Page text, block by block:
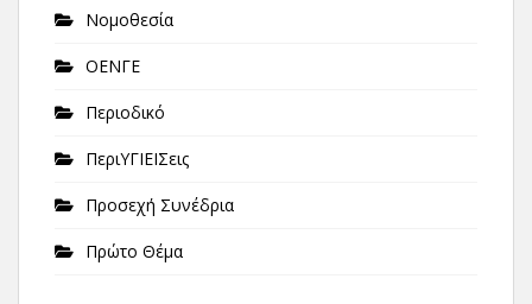
Νομοθεσία
ΟΕΝΓΕ
Περιοδικό
ΠεριΥΓΙΕΙΣεις
Προσεχή Συνέδρια
Πρώτο Θέμα